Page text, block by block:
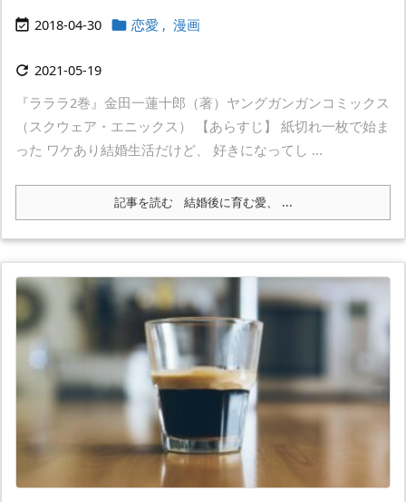
 2018-04-30  恋愛 , 漫画
 2021-05-19
『ラララ2巻』金田一蓮十郎（著）ヤングガンガンコミックス
（スクウェア・エニックス） 【あらすじ】 紙切れ一枚で始ま
った ワケあり結婚生活だけど、 好きになってし ...
記事を読む 結婚後に育む愛、 ...